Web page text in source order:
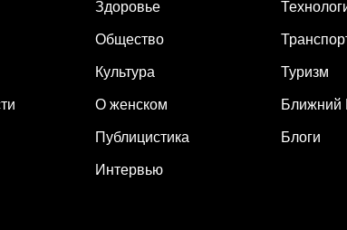
Здоровье
Общество
Культура Туризм
О женском Ближний
Публицистика Блоги
Интервью